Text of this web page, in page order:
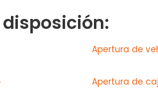
Apertura de
Apertura de